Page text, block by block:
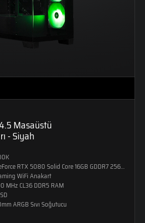
Masaüstü
- Siyah
RTX 5080 Solid Core 16GB GDDR7 256-Bit DX12
WiFi Anakart
MHz CL36 DDR5 RAM
ARGB Sıvı Soğutucu